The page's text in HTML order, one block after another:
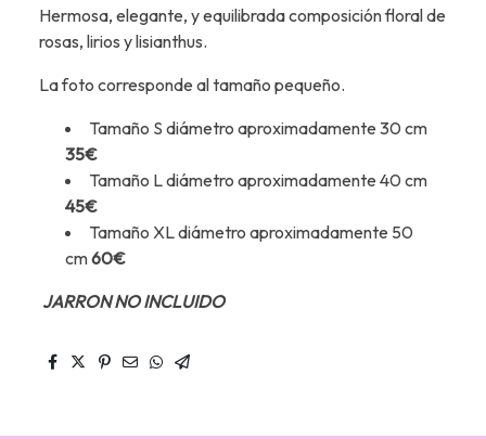
Hermosa, elegante, y equilibrada composición floral de
rosas, lirios y lisianthus.
La foto corresponde al tamaño pequeño.
Tamaño S diámetro aproximadamente 30 cm
35€
Tamaño L diámetro aproximadamente 40 cm
45€
Tamaño XL diámetro aproximadamente 50
cm60€
JARRON NO INCLUIDO